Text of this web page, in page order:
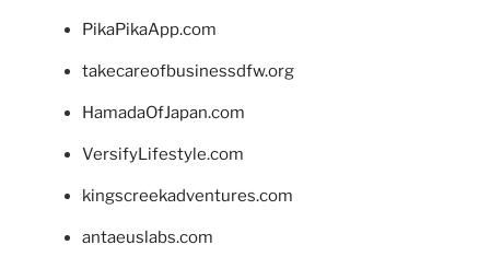
PikaPikaApp.com
takecareofbusinessdfw.org
HamadaOfJapan.com
VersifyLifestyle.com
kingscreekadventures.com
antaeuslabs.com